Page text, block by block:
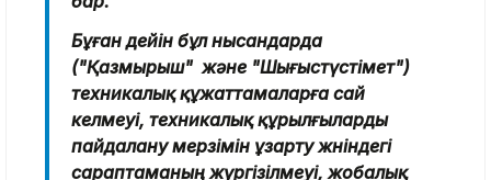
Бұған дейін бұл нысандарда
("Қазмырыш" және "Шығыстүстімет")
техникалық құжаттамаларға сай
келмеуі, техникалық құрылғыларды
пайдалану мерзімін ұзарту жөніндегі
сараптаманың жүргізілмеуі, жобалық